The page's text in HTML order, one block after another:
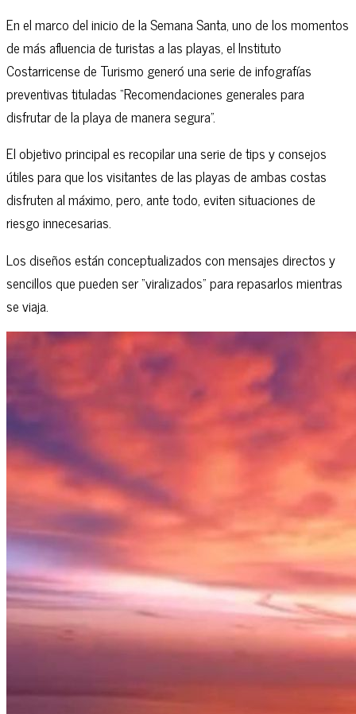
En el marco del inicio de la Semana Santa, uno de los momentos
de más afluencia de turistas a las playas, el Instituto
Costarricense de Turismo generó una serie de infografías
preventivas tituladas “Recomendaciones generales para
disfrutar de la playa de manera segura”.
El objetivo principal es recopilar una serie de tips y consejos
útiles para que los visitantes de las playas de ambas costas
disfruten al máximo, pero, ante todo, eviten situaciones de
riesgo innecesarias.
Los diseños están conceptualizados con mensajes directos y
sencillos que pueden ser “viralizados” para repasarlos mientras
se viaja.